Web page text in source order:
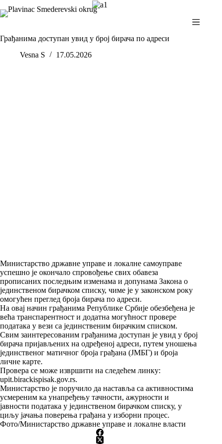
to
Грађанима доступан увид у број бирача по адреси
Vesna S
17.05.2026
Министарство државне управе и локалне самоуправе
успешно је окончало спровођење свих обавеза
прописаних последњим изменама и допунама Закона о
јединственом бирачком списку, чиме је у законском року
омогућен преглед броја бирача по адреси.
На овај начин грађанима Републике Србије обезбеђена је
већа транспарентност и додатна могућност провере
података у вези са јединственим бирачким списком.
Свим заинтересованим грађанима доступан је увид у број
бирача пријављених на одређеној адреси, путем уношења
јединственог матичног броја грађана (ЈМБГ) и броја
личне карте.
Провера се може извршити на следећем линку:
upit.birackispisak.gov.rs⁠.
Министарство је поручило да наставља са активностима
усмереним ка унапређењу тачности, ажурности и
јавности података у јединственом бирачком списку, у
циљу јачања поверења грађана у изборни процес.
Фото/Министарство државне управе и локалне власти